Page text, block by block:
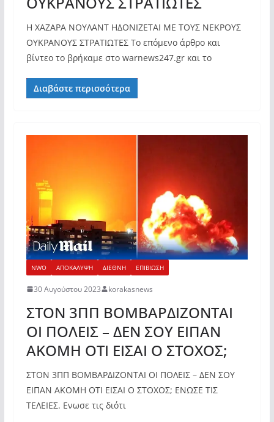
Η ΧΑΖΑΡΑ ΝΟΥΛΑΝΤ ΗΔΟΝΙΖΕΤΑΙ ΜΕ ΤΟΥΣ ΝΕΚΡΟΥΣ
ΟΥΚΡΑΝΟΥΣ ΣΤΡΑΤΙΩΤΕΣ Το επόμενο άρθρο και
βίντεο το βρήκαμε στο warnews247.gr και το
Διαβάστε περισσότερα
NWO ΑΠΟΚΑΛΥΨΗ ΔΙΕΘΝΗ ΕΠΙΒΙΩΣΗ
30 Αυγούστου 2023 korakasnews
ΣΤΟΝ 3ΠΠ ΒΟΜΒΑΡΔΙΖΟΝΤΑΙ
ΟΙ ΠΟΛΕΙΣ – ΔΕΝ ΣΟΥ ΕΙΠΑΝ
ΑΚΟΜΗ ΟΤΙ ΕΙΣΑΙ Ο ΣΤΟΧΟΣ;
ΣΤΟΝ 3ΠΠ ΒΟΜΒΑΡΔΙΖΟΝΤΑΙ ΟΙ ΠΟΛΕΙΣ – ΔΕΝ ΣΟΥ
ΕΙΠΑΝ ΑΚΟΜΗ ΟΤΙ ΕΙΣΑΙ Ο ΣΤΟΧΟΣ; ΕΝΩΣΕ ΤΙΣ
ΤΕΛΕΙΕΣ. Ενωσε τις διότι